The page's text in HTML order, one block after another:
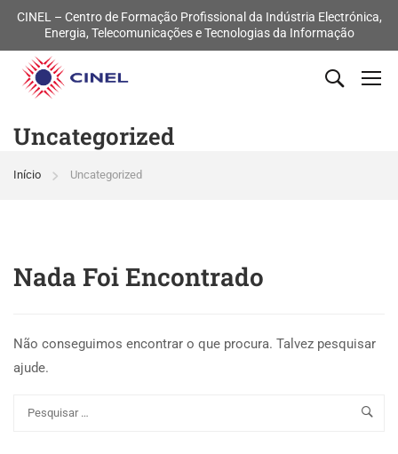
CINEL – Centro de Formação Profissional da Indústria Electrónica,
Energia, Telecomunicações e Tecnologias da Informação
Uncategorized
Início Uncategorized
Nada Foi Encontrado
Não conseguimos encontrar o que procura. Talvez pesquisar
ajude.